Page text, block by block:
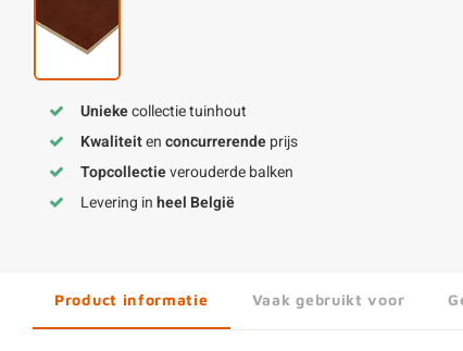
Uniekecollectie tuinhout
Kwaliteitenconcurrerendeprijs
Topcollectieverouderde balken
Levering inheel België
Product informatie Vaak gebruikt voor